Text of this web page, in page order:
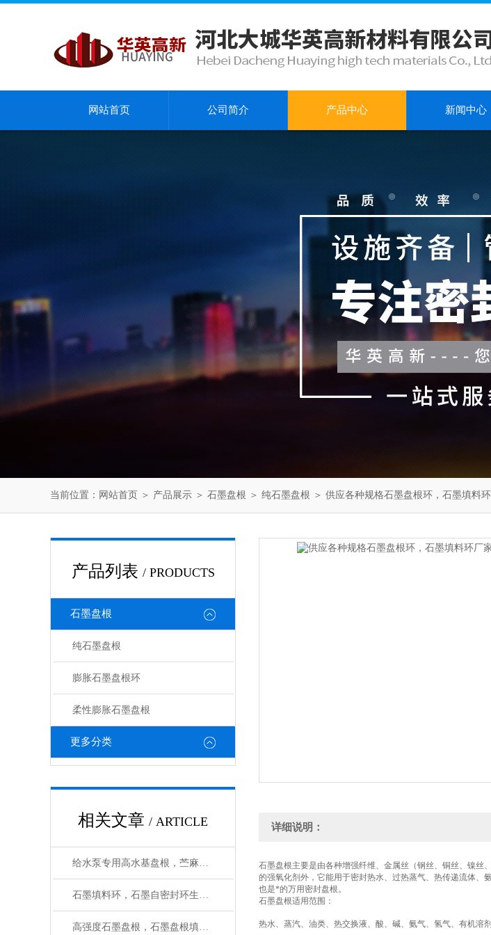
网站首页 公司简介 产品中心 新闻中心
当前位置： 网站首页 ＞ 产品展示 ＞ 石墨盘根 ＞ 纯石墨盘根 ＞ 供应各种规格石墨盘根环，石墨填料
产品列表 / PRODUCTS
石墨盘根
纯石墨盘根
膨胀石墨盘根环
柔性膨胀石墨盘根
更多分类
相关文章 / ARTICLE
给水泵专用高水基盘根，苎麻盘根使用温度
石墨填料环，石墨自密封环生产厂家有大量磨具
高强度石墨盘根，石墨盘根填料环供应商
详细说明：
石墨盘根主要是由各种增强纤维、金属丝（钢丝、铜丝、镍丝
的强氧化剂外，它能用于密封热水、过热蒸气、热传递流体、
也是*的万用密封盘根。
石墨盘根适用范围：
热水、蒸汽、油类、热交换液、酸、碱、氨气、氢气、有机溶